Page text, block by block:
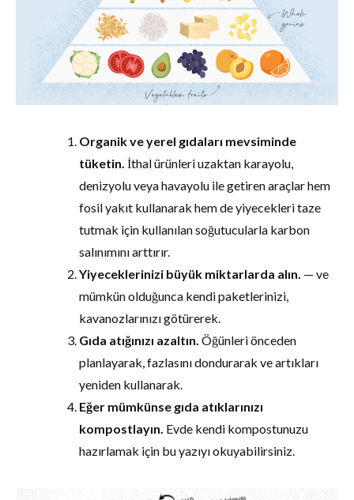
Organik ve yerel gıdaları mevsiminde
tüketin. İthal ürünleri uzaktan karayolu,
denizyolu veya havayolu ile getiren araçlar hem
fosil yakıt kullanarak hem de yiyecekleri taze
tutmak için kullanılan soğutucularla karbon
salınımını arttırır.
Yiyeceklerinizi büyük miktarlarda alın. — ve
mümkün olduğunca kendi paketlerinizi,
kavanozlarınızı götürerek.
Gıda atığınızı azaltın. Öğünleri önceden
planlayarak, fazlasını dondurarak ve artıkları
yeniden kullanarak.
Eğer mümkünse gıda atıklarınızı
kompostlayın. Evde kendi kompostunuzu
hazırlamak için bu yazıyı okuyabilirsiniz.